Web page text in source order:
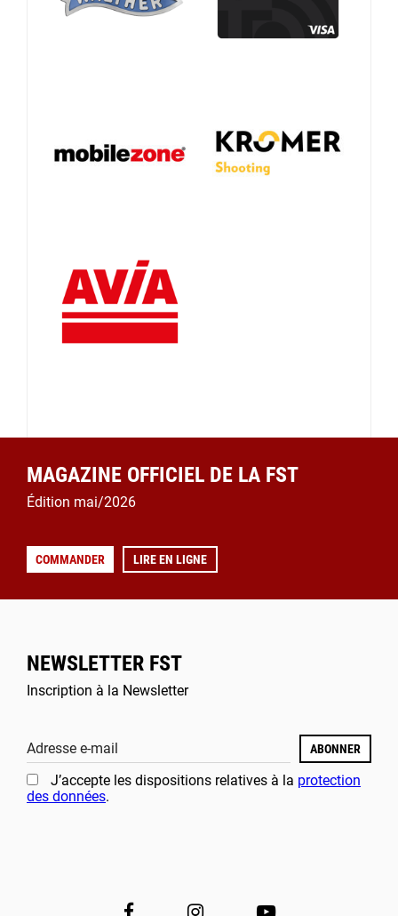
MAGAZINE OFFICIEL DE LA FST
Édition mai/2026
COMMANDER LIRE EN LIGNE
NEWSLETTER FST
Inscription à la Newsletter
Adresse e-mail ABONNER
J’accepte les dispositions relatives à la protection
des données.